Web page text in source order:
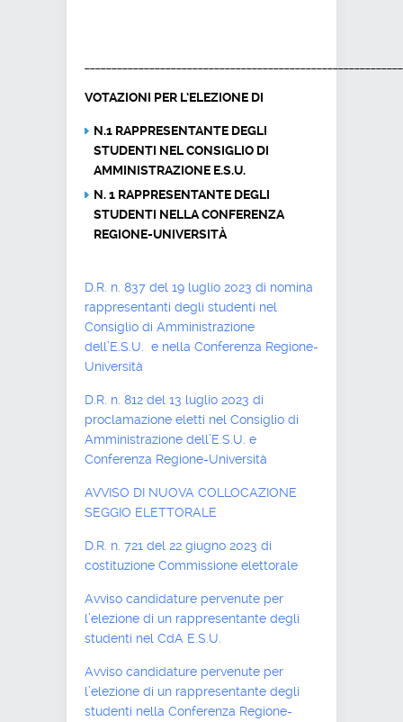
VOTAZIONI PER L’ELEZIONE DI
N.1 RAPPRESENTANTE DEGLI
STUDENTI NEL CONSIGLIO DI
AMMINISTRAZIONE E.S.U.
N. 1 RAPPRESENTANTE DEGLI
STUDENTI NELLA CONFERENZA
REGIONE-UNIVERSITÀ
D.R. n. 837 del 19 luglio 2023 di nomina
rappresentanti degli studenti nel
Consiglio di Amministrazione
dell’E.S.U. e nella Conferenza Regione-
Università
D.R. n. 812 del 13 luglio 2023 di
proclamazione eletti nel Consiglio di
Amministrazione dell’E.S.U. e
Conferenza Regione-Università
AVVISO DI NUOVA COLLOCAZIONE
SEGGIO ELETTORALE
D.R. n. 721 del 22 giugno 2023 di
costituzione Commissione elettorale
Avviso candidature pervenute per
l’elezione di un rappresentante degli
studenti nel CdA E.S.U.
Avviso candidature pervenute per
l’elezione di un rappresentante degli
studenti nella Conferenza Regione-